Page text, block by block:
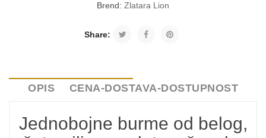
Brend: Zlatara Lion
Share:
OPIS CENA-DOSTAVA-DOSTUPNOST
Jednobojne burme od belog,